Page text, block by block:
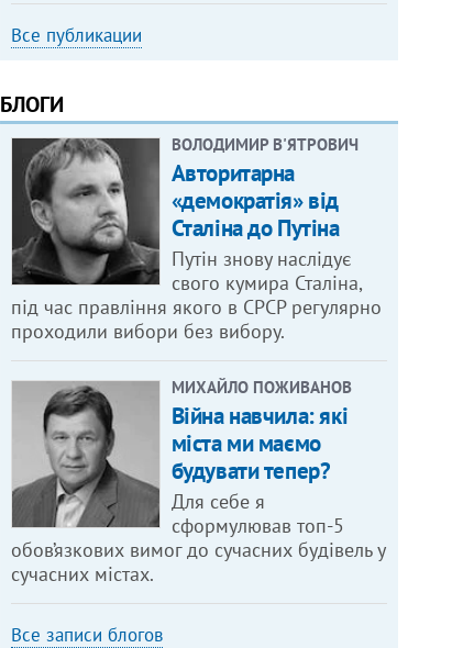
Все публикации
БЛОГИ
ВОЛОДИМИР В'ЯТРОВИЧ
Авторитарна
«демократія» від
Сталіна до Путіна
Путін знову наслідує
свого кумира Сталіна,
під час правління якого в СРСР регулярно
проходили вибори без вибору.
МИХАЙЛО ПОЖИВАНОВ
Війна навчила: які
міста ми маємо
будувати тепер?
Для себе я
сформулював топ-5
обов’язкових вимог до сучасних будівель у
сучасних містах.
Все записи блогов